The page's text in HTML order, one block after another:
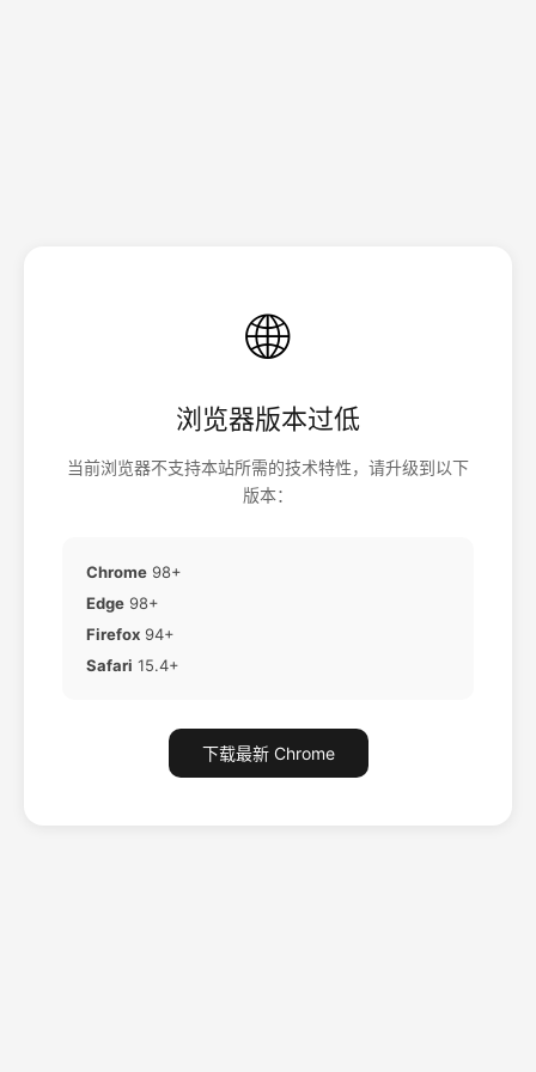
🌐
浏览器版本过低
当前浏览器不支持本站所需的技术特性，请升级到以下
版本：
Chrome 98+
Edge 98+
Firefox 94+
Safari 15.4+
下载最新 Chrome